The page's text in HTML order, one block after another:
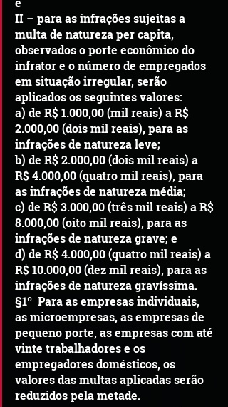
II – para as infrações sujeitas a
multa de natureza per capita,
observados o porte econômico do
infrator e o número de empregados
em situação irregular, serão
aplicados os seguintes valores:
a) de R$ 1.000,00 (mil reais) a R$
2.000,00 (dois mil reais), para as
infrações de natureza leve;
b) de R$ 2.000,00 (dois mil reais) a
R$ 4.000,00 (quatro mil reais), para
as infrações de natureza média;
c) de R$ 3.000,00 (três mil reais) a R$
8.000,00 (oito mil reais), para as
infrações de natureza grave; e
d) de R$ 4.000,00 (quatro mil reais) a
R$ 10.000,00 (dez mil reais), para as
infrações de natureza gravíssima.
§1º  Para as empresas individuais,
as microempresas, as empresas de
pequeno porte, as empresas com até
vinte trabalhadores e os
empregadores domésticos, os
valores das multas aplicadas serão
reduzidos pela metade.